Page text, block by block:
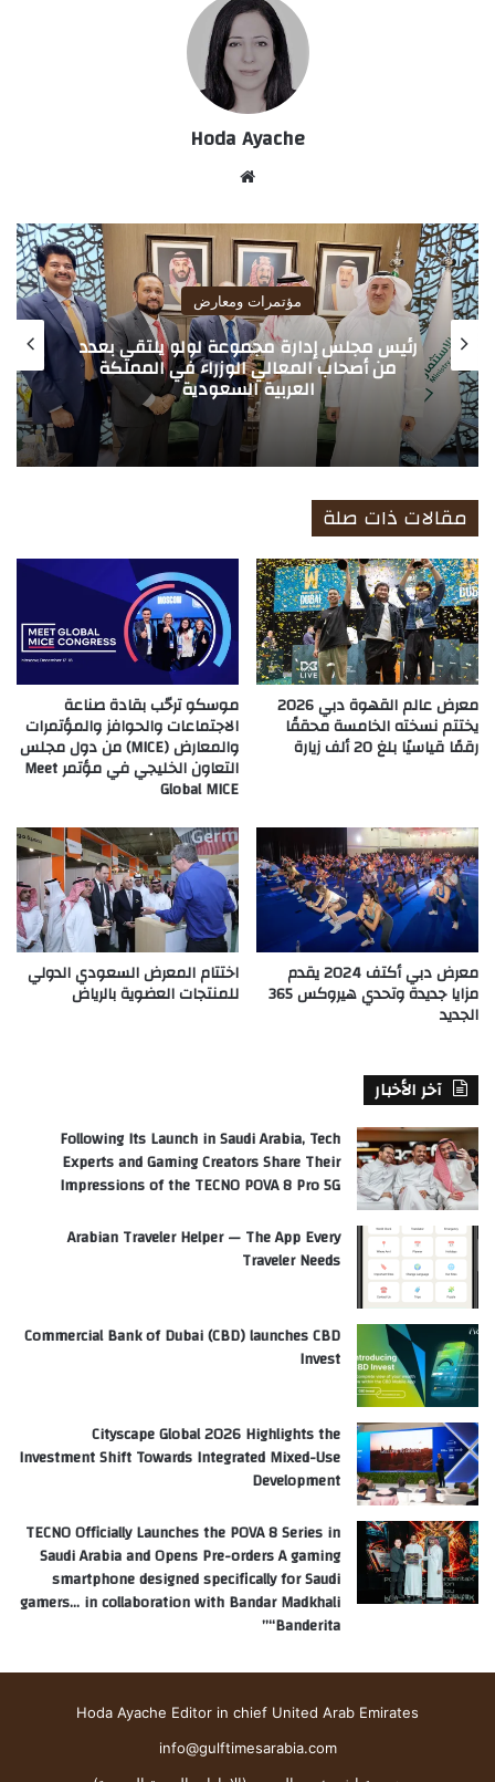
Hoda Ayache
الوي
مؤتمرات ومعارض
رئيس مجلس إدارة مجموعة لولو يلتقي بعدد
من أصحاب المعالي الوزراء في المملكة
العربية السعودية
مقالات ذات صلة
معرض عالم القهوة دبي 2026
يختتم نسخته الخامسة محققًا
رقمًا قياسيًا بلغ 20 ألف زيارة
موسكو ترحّب بقادة صناعة
الاجتماعات والحوافز والمؤتمرات
والمعارض (MICE) من دول مجلس
التعاون الخليجي في مؤتمر Meet
Global MICE
معرض دبي أكتف 2024 يقدم
مزايا جديدة وتحدي هيروكس 365
الجديد
اختتام المعرض السعودي الدولي
للمنتجات العضوية بالرياض
آخر الأخبار
Following Its Launch in Saudi Arabia, Tech
Experts and Gaming Creators Share Their
Impressions of the TECNO POVA 8 Pro 5G
Arabian Traveler Helper — The App Every
Traveler Needs
Commercial Bank of Dubai (CBD) launches CBD
Invest
Cityscape Global 2026 Highlights the
Investment Shift Towards Integrated Mixed-Use
Development
TECNO Officially Launches the POVA 8 Series in
Saudi Arabia and Opens Pre-orders A gaming
smartphone designed specifically for Saudi
gamers… in collaboration with Bandar Madkhali
“Banderita”
Hoda Ayache Editor in chief United Arab Emirates
info@gulftimesarabia.com